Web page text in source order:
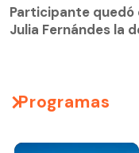
Julia Fernándes la
Participante quedó
Julia Fernándes la
Programas